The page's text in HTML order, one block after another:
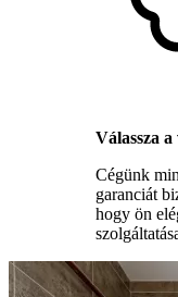
Válassza
Cégünk
garanciát
hogy ön